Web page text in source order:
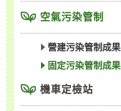
空氣污染管制
營建污染管制成果
固定污染管制成果
機車定檢站